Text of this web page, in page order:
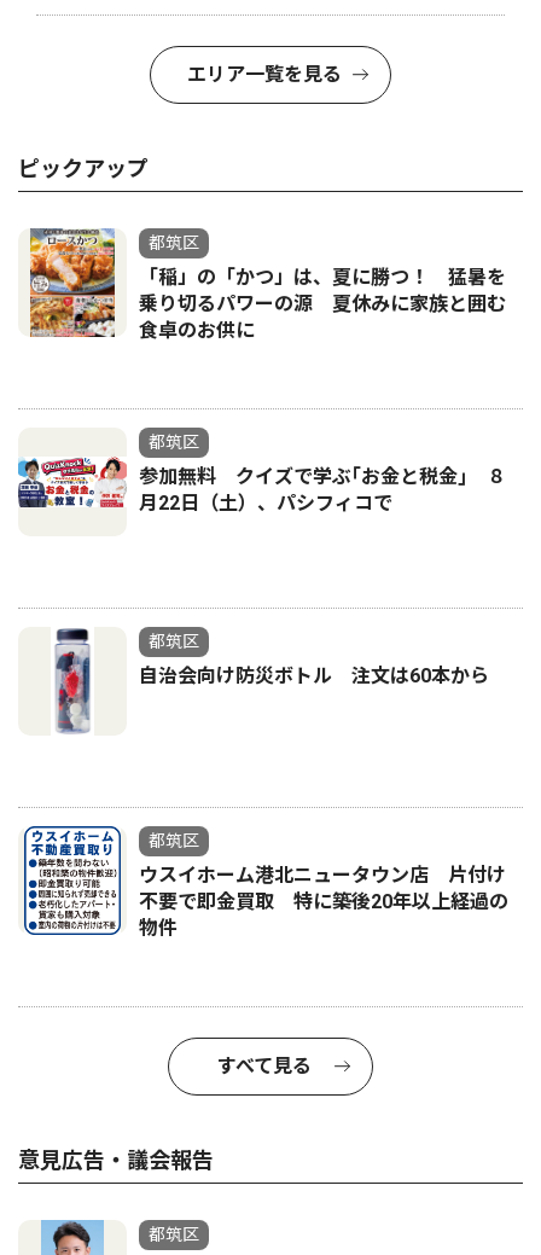
エリア一覧を見る
ピックアップ
都筑区
「稲」の「かつ」は、夏に勝つ！ 猛暑を
乗り切るパワーの源 夏休みに家族と囲む
食卓のお供に
都筑区
参加無料 クイズで学ぶ｢お金と税金｣ ８
月22日（土）、パシフィコで
都筑区
自治会向け防災ボトル 注文は60本から
都筑区
ウスイホーム港北ニュータウン店 片付け
不要で即金買取 特に築後20年以上経過の
物件
すべて見る
意見広告・議会報告
都筑区